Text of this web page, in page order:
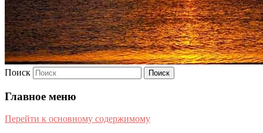
Поиск
Главное меню
Перейти к основному содержимому